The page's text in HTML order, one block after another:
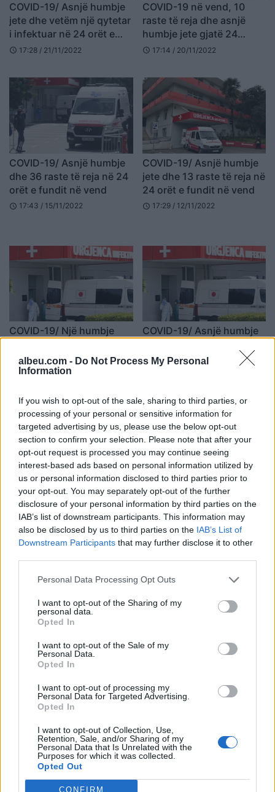
albeu.com - Do Not Process My Personal
Information
If you wish to opt-out of the sale, sharing to third parties, or
processing of your personal or sensitive information for
targeted advertising by us, please use the below opt-out
section to confirm your selection. Please note that after your
opt-out request is processed you may continue seeing
interest-based ads based on personal information utilized by
us or personal information disclosed to third parties prior to
your opt-out. You may separately opt-out of the further
disclosure of your personal information by third parties on the
IAB’s list of downstream participants. This information may
also be disclosed by us to third parties on the IAB’s List of
Downstream Participants that may further disclose it to other
Personal Data Processing Opt Outs
I want to opt-out of the Sharing of my
personal data.
Opted In
I want to opt-out of the Sale of my
Personal Data.
Opted In
I want to opt-out of processing my
Personal Data for Targeted Advertising.
Opted In
I want to opt-out of Collection, Use,
Retention, Sale, and/or Sharing of my
Personal Data that Is Unrelated with the
Purposes for which it was collected.
Opted Out
CONFIRM
COVID-19/ Asnjë humbje
jete dhe vetëm një qytetar
i infektuar në 24 orët e
fundit në vend
schedule 17:28 / 21/11/2022
COVID-19 në vend, 10
raste të reja dhe asnjë
humbje jete gjatë 24
orëve të fundit
schedule 17:14 / 20/11/2022
COVID-19/ Asnjë humbje
dhe 36 raste të reja në 24
orët e fundit në vend
schedule 17:43 / 15/11/2022
COVID-19/ Asnjë humbje
jete dhe 13 raste të reja në
24 orët e fundit në vend
schedule 17:29 / 12/11/2022
COVID-19/ Një humbje
24 orët e fundit në vendin
tonë
16:21 / 10/11/2022
COVID-19/ Asnjë humbje
24 orët e fundit në vend
COVID-19 në vend, 22
rase të reja, asnjë humbje
jete gjatë 24 orëve të
fundit
17:20 / 27/10/2022
Ministrja Manastirliu
preaznton vendimet e
reja: Mbështesim nënat e
papuna me 3 ose më
shumë fëmijë
schedule 13:30 / 26/10/2022
Sot 15 raste të reja me
Covid-19, të shtruar në
spital vetëm 2 pacientë
17:05 / 22/10/2022
COVID-19/ Një humbje
jete dhe 21 raste të reja në
tonë
schedule 16:42 / 15/10/2022